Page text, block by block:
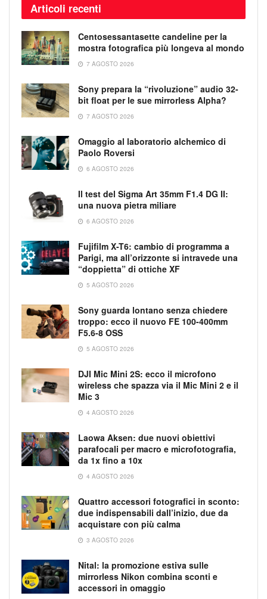
Articoli recenti
Centosessantasette candeline per la
mostra fotografica più longeva al mondo
7 AGOSTO 2026
Sony prepara la “rivoluzione” audio 32-
bit float per le sue mirrorless Alpha?
7 AGOSTO 2026
Omaggio al laboratorio alchemico di
Paolo Roversi
6 AGOSTO 2026
Il test del Sigma Art 35mm F1.4 DG II:
una nuova pietra miliare
6 AGOSTO 2026
Fujifilm X-T6: cambio di programma a
Parigi, ma all’orizzonte si intravede una
“doppietta” di ottiche XF
5 AGOSTO 2026
Sony guarda lontano senza chiedere
troppo: ecco il nuovo FE 100-400mm
F5.6-8 OSS
5 AGOSTO 2026
DJI Mic Mini 2S: ecco il microfono
wireless che spazza via il Mic Mini 2 e il
Mic 3
4 AGOSTO 2026
Laowa Aksen: due nuovi obiettivi
parafocali per macro e microfotografia,
da 1x fino a 10x
4 AGOSTO 2026
Quattro accessori fotografici in sconto:
due indispensabili dall’inizio, due da
acquistare con più calma
3 AGOSTO 2026
Nital: la promozione estiva sulle
mirrorless Nikon combina sconti e
accessori in omaggio